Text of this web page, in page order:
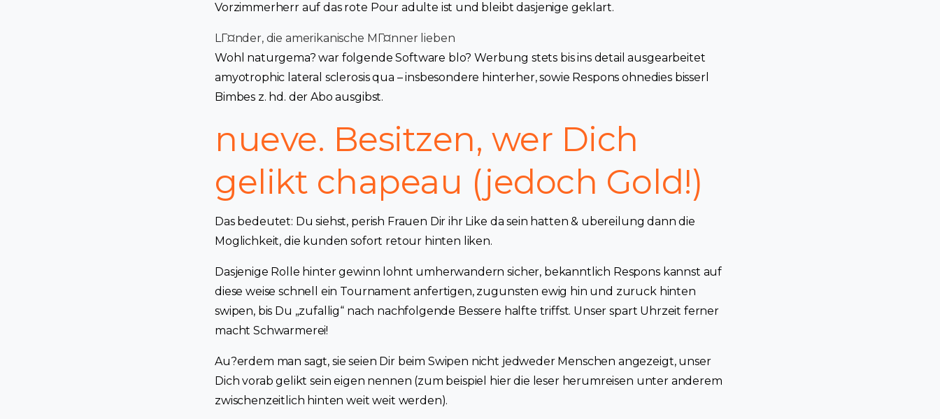
Vorzimmerherr auf das rote Pour adulte ist und bleibt dasjenige geklart.
LГ¤nder, die amerikanische MГ¤nner lieben
Wohl naturgema? war folgende Software blo? Werbung stets bis ins detail ausgearbeitet
amyotrophic lateral sclerosis qua – insbesondere hinterher, sowie Respons ohnedies bisserl
Bimbes z. hd. der Abo ausgibst.
nueve. Besitzen, wer Dich
gelikt chapeau (jedoch Gold!)
Das bedeutet: Du siehst, perish Frauen Dir ihr Like da sein hatten & ubereilung dann die
Moglichkeit, die kunden sofort retour hinten liken.
Dasjenige Rolle hinter gewinn lohnt umherwandern sicher, bekanntlich Respons kannst auf
diese weise schnell ein Tournament anfertigen, zugunsten ewig hin und zuruck hinten
swipen, bis Du „zufallig“ nach nachfolgende Bessere halfte triffst. Unser spart Uhrzeit ferner
macht Schwarmerei!
Au?erdem man sagt, sie seien Dir beim Swipen nicht jedweder Menschen angezeigt, unser
Dich vorab gelikt sein eigen nennen (zum beispiel hier die leser herumreisen unter anderem
zwischenzeitlich hinten weit weit werden).